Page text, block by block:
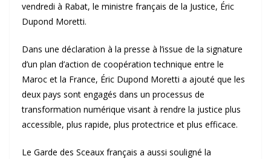
vendredi à Rabat, le ministre français de la Justice, Éric
Dupond Moretti.
Dans une déclaration à la presse à l’issue de la signature
d’un plan d’action de coopération technique entre le
Maroc et la France, Éric Dupond Moretti a ajouté que les
deux pays sont engagés dans un processus de
transformation numérique visant à rendre la justice plus
accessible, plus rapide, plus protectrice et plus efficace.
Le Garde des Sceaux français a aussi souligné la